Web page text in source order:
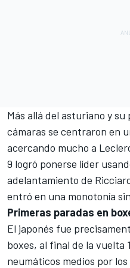
Más allá del asturiano y su
cámaras se centraron en
acercando mucho a
9 logró ponerse líder
adelantamiento de
entró en una monotonía
Primeras paradas en
El japonés fue
boxes, al final de la vuelta
neumáticos medios por